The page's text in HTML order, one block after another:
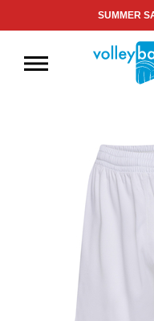
SUMMER